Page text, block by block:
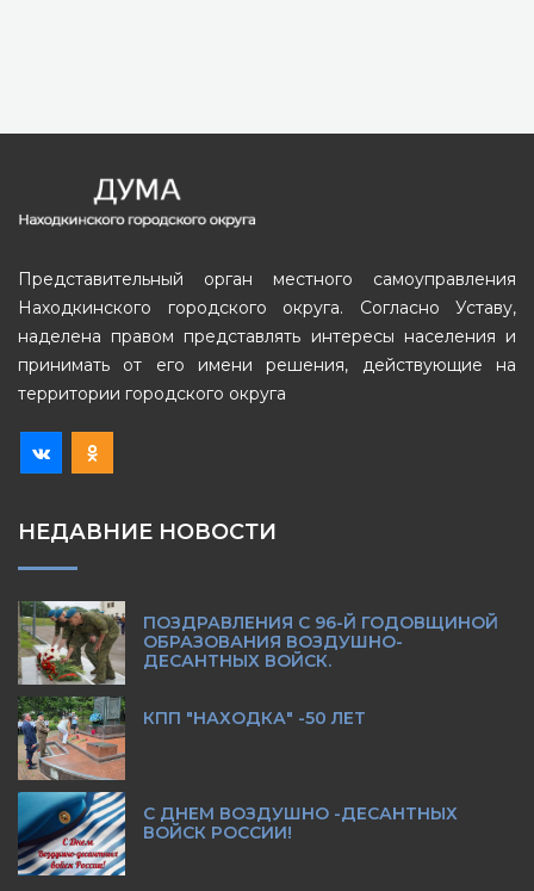
Представительный орган местного самоуправления
Находкинского городского округа. Согласно Уставу,
наделена правом представлять интересы населения и
принимать от его имени решения, действующие на
территории городского округа
НЕДАВНИЕ НОВОСТИ
ПОЗДРАВЛЕНИЯ С 96-Й ГОДОВЩИНОЙ
ОБРАЗОВАНИЯ ВОЗДУШНО-
ДЕСАНТНЫХ ВОЙСК.
КПП "НАХОДКА" -50 ЛЕТ
С ДНЕМ ВОЗДУШНО -ДЕСАНТНЫХ
ВОЙСК РОССИИ!